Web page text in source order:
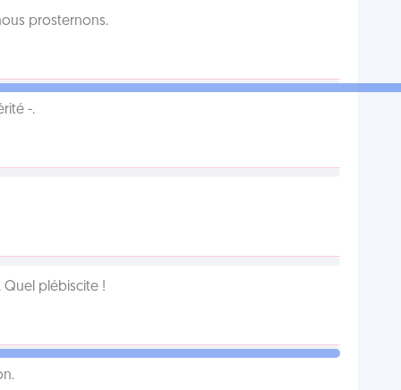
prosternons.
-.
Quel plébiscite !